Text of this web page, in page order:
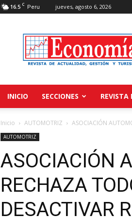
16.5 C Peru jueves, agosto 6, 2026
Revista
Economía
INICIO SECCIONES REVISTA
Inicio AUTOMOTRIZ ASOCIACIÓN
AUTOMOTRIZ
ASOCIACIÓN
RECHAZA
DESACTIVAR